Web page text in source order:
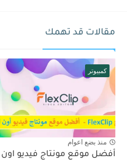
مقالات قد تهمك
كمبيوتر
منذ بضع اعوام
أفضل موقع مونتاج فيديو اون